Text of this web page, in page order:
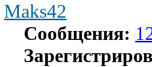
Maks42
Сообщения: